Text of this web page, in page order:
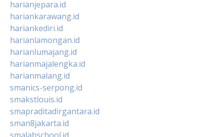
harianjepara.id
hariankarawang.id
hariankediri.id
harianlamongan.id
harianlumajang.id
harianmajalengka.id
harianmalang.id
smanics-serpong.id
smakstlouis.id
smapraditadirgantara.id
sman8jakarta.id
smalabschool.id